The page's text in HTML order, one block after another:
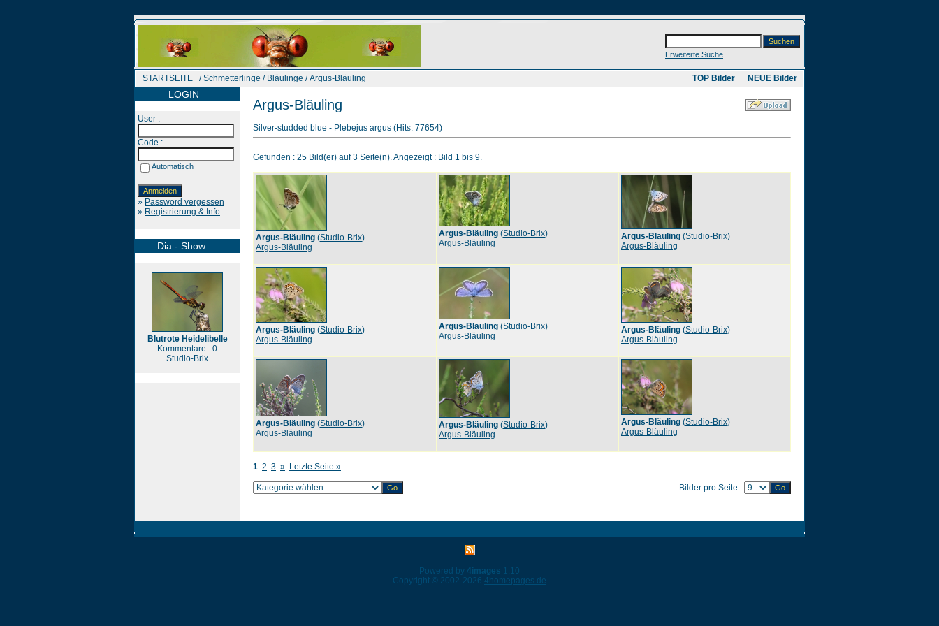
Erweiterte Suche
STARTSEITE /Schmetterlinge / Bläulinge / Argus-Bläuling ​ TOP Bilder NEUE Bilder
LOGIN
User :
Code :
Automatisch
» Password vergessen
» Registrierung & Info
Dia - Show
Blutrote Heidelibelle
Kommentare : 0
Studio-Brix
Argus-Bläuling
Silver-studded blue - Plebejus argus (Hits: 77654)
Gefunden : 25 Bild(er) auf 3 Seite(n). Angezeigt : Bild 1 bis 9.
Argus-Bläuling (Studio-Brix)
Argus-Bläuling
Argus-Bläuling (Studio-Brix)
Argus-Bläuling
Argus-Bläuling (Studio-Brix)
Argus-Bläuling
Argus-Bläuling (Studio-Brix)
Argus-Bläuling
Argus-Bläuling (Studio-Brix)
Argus-Bläuling
Argus-Bläuling (Studio-Brix)
Argus-Bläuling
Argus-Bläuling (Studio-Brix)
Argus-Bläuling
Argus-Bläuling (Studio-Brix)
Argus-Bläuling
Argus-Bläuling (Studio-Brix)
Argus-Bläuling
1 2 3 » Letzte Seite »
Bilder pro Seite :
Powered by 4images 1.10
Copyright © 2002-2026 4homepages.de